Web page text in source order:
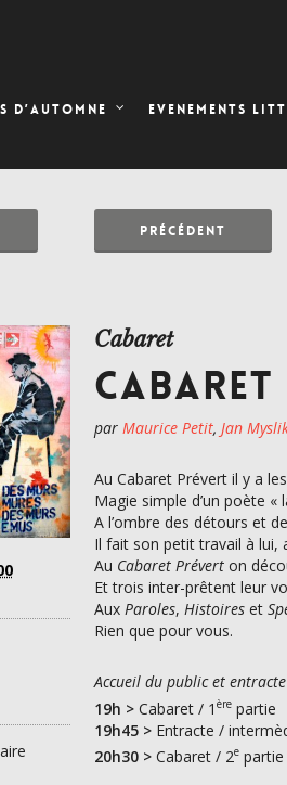
D’AUTOMNE EVENEMENTS
PRÉCÉDENT
Cabaret
CABARET
parMaurice Petit,Jan
Au Cabaret Prévert il y a
Magie simple d’un poète
A l’ombre des détours et
Il fait son petit travail à lui,
Au Cabaret Prévert on
Et trois inter-prêtent leur
AuxParoles,Histoires et
Rien que pour vous.
Accueil du public et
19h > Cabaret / 1ère partie
19h45 > Entracte /
20h30 > Cabaret / 2e partie